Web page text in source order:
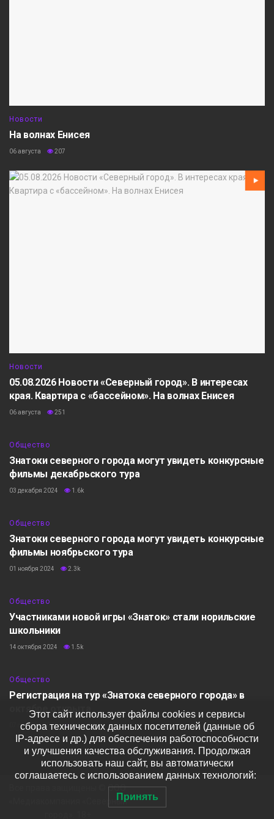
Новости
На волнах Енисея
06 августа 207
Новости
05.08.2026 Новости «Северный город». В интересах
края. Квартира с «бассейном». На волнах Енисея
06 августа 251
Общество
Знатоки северного города могут увидеть конкурсные
фильмы декабрьского тура
03 декабря 2024 1.6k
Общество
Знатоки северного города могут увидеть конкурсные
фильмы ноябрьского тура
01 ноября 2024 2.3k
Общество
Участниками новой игры «Знаток» стали норильские
школьники
14 октября 2024 1.5k
Общество
Регистрация на тур «Знатока северного города» в
октябре открыта
07 октября 2024 1k
Все права защищены © ООО
«Медиакомпания «Северный
Этот сайт использует файлы cookies и сервисы
сбора технических данных посетителей (данные об
IP-адресе и др.) для обеспечения работоспособности
и улучшения качества обслуживания. Продолжая
использовать наш сайт, вы автоматически
соглашаетесь с использованием данных технологий:
Принять